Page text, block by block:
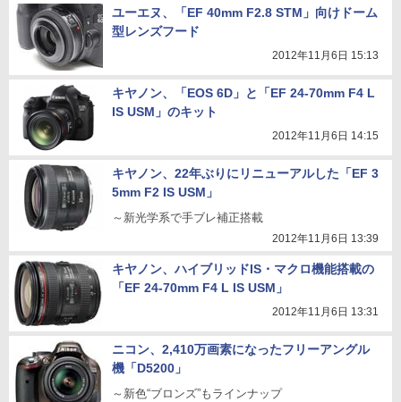
ユーエヌ、「EF 40mm F2.8 STM」向けドーム
型レンズフード
2012年11月6日 15:13
キヤノン、「EOS 6D」と「EF 24-70mm F4 L
IS USM」のキット
2012年11月6日 14:15
キヤノン、22年ぶりにリニューアルした「EF 3
5mm F2 IS USM」
～新光学系で手ブレ補正搭載
2012年11月6日 13:39
キヤノン、ハイブリッドIS・マクロ機能搭載の
「EF 24-70mm F4 L IS USM」
2012年11月6日 13:31
ニコン、2,410万画素になったフリーアングル
機「D5200」
～新色“ブロンズ”もラインナップ